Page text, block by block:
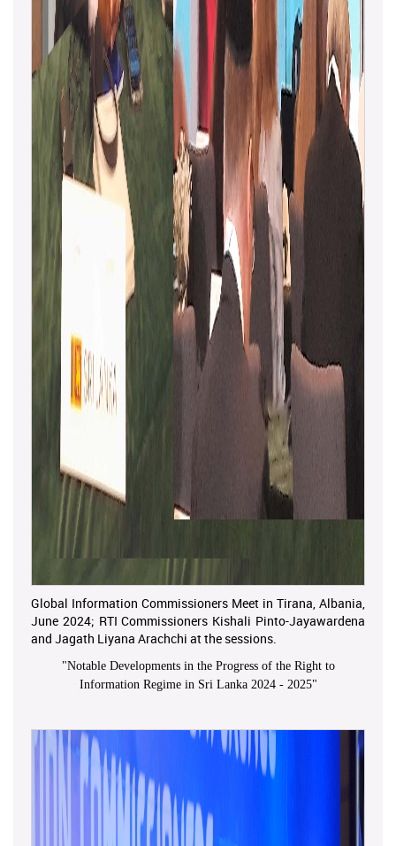
Global Information Commissioners Meet in Tirana, Albania,
June 2024; RTI Commissioners Kishali Pinto-Jayawardena
and Jagath Liyana Arachchi at the sessions.
"Notable Developments in the Progress of the Right to
Information Regime in Sri Lanka 2024 - 2025"